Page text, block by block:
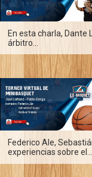
En esta charla,
árbitro...
Federico Ale,
experiencias sobre el...